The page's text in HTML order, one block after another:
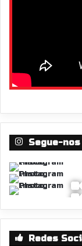
Segue-nos
Redes